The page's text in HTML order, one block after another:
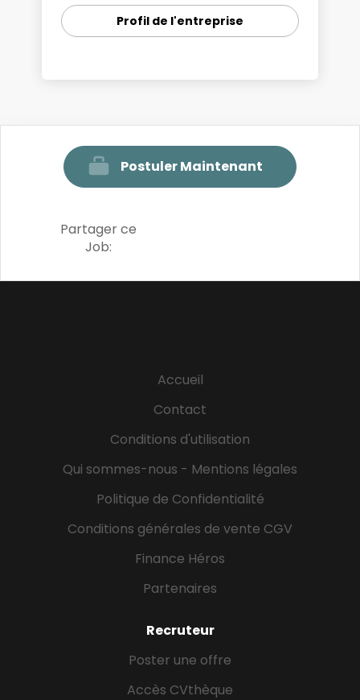
Profil de l'entreprise
Postuler Maintenant
Partager ce
Job:
Accueil
Contact
Conditions d'utilisation
Qui sommes-nous - Mentions légales
Politique de Confidentialité
Conditions générales de vente CGV
Finance Héros
Partenaires
Recruteur
Poster une offre
Accès CVthèque